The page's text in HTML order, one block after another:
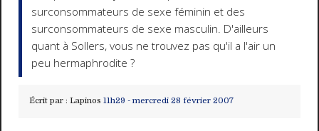
surconsommateurs de sexe féminin et des
surconsommateurs de sexe masculin. D'ailleurs
quant à Sollers, vous ne trouvez pas qu'il a l'air un
peu hermaphrodite ?
Écrit par : Lapinos 11h29 - mercredi 28 février 2007